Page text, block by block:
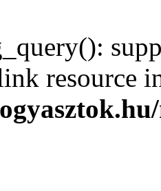
resource